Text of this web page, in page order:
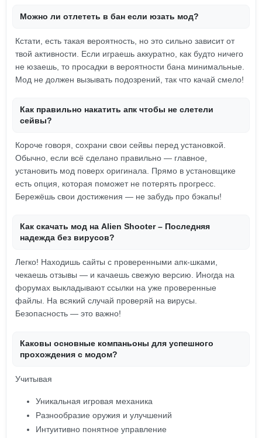
Можно ли отлететь в бан если юзать мод?
Кстати, есть такая вероятность, но это сильно зависит от
твой активности. Если играешь аккуратно, как будто ничего
не юзаешь, то просадки в вероятности бана минимальные.
Мод не должен вызывать подозрений, так что качай смело!
Как правильно накатить апк чтобы не слетели
сейвы?
Короче говоря, сохрани свои сейвы перед установкой.
Обычно, если всё сделано правильно — главное,
установить мод поверх оригинала. Прямо в установщике
есть опция, которая поможет не потерять прогресс.
Бережёшь свои достижения — не забудь про бэкапы!
Как скачать мод на Alien Shooter – Последняя
надежда без вирусов?
Легко! Находишь сайты с проверенными апк-шками,
чекаешь отзывы — и качаешь свежую версию. Иногда на
форумах выкладывают ссылки на уже проверенные
файлы. На всякий случай проверяй на вирусы.
Безопасность — это важно!
Каковы основные компаньоны для успешного
прохождения с модом?
Учитывая
Уникальная игровая механика
Разнообразие оружия и улучшений
Интуитивно понятное управление